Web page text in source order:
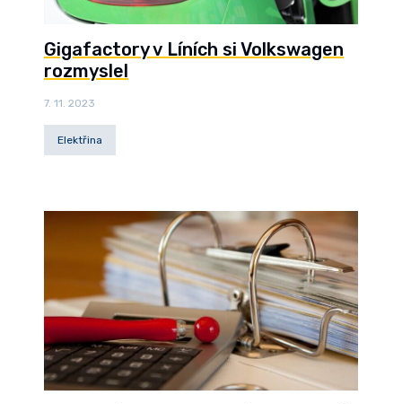
Gigafactory v Líních si Volkswagen
rozmyslel
7. 11. 2023
Elektřina